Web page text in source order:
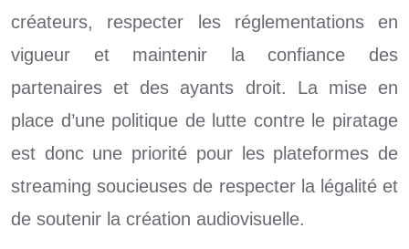
créateurs, respecter les réglementations en
vigueur et maintenir la confiance des
partenaires et des ayants droit. La mise en
place d’une politique de lutte contre le piratage
est donc une priorité pour les plateformes de
streaming soucieuses de respecter la légalité et
de soutenir la création audiovisuelle.